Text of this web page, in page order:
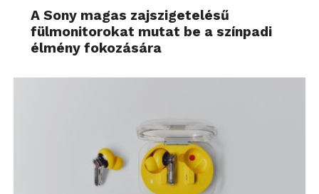
A Sony magas zajszigetelésű
fülmonitorokat mutat be a színpadi
élmény fokozására